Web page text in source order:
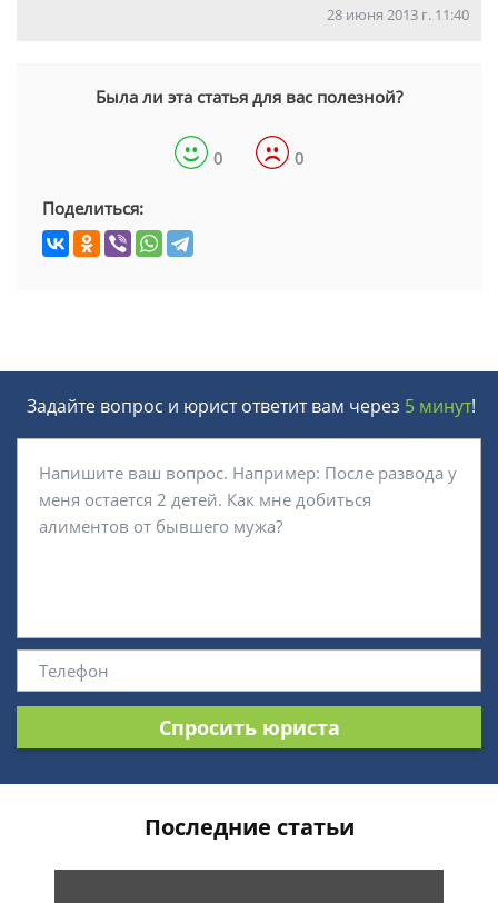
28 июня 2013 г. 11:40
Была ли эта статья для вас полезной?
0 0
Поделиться:
Задайте вопрос и юрист ответит вам через 5 минут!
Спросить юриста
Последние статьи